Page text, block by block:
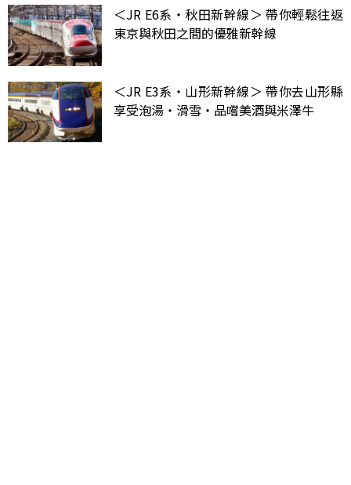
＜JR E6系・秋田新幹線＞ 帶你輕鬆往返
東京與秋田之間的優雅新幹線
＜JR E3系・山形新幹線＞ 帶你去山形縣
享受泡湯・滑雪・品嚐美酒與米澤牛